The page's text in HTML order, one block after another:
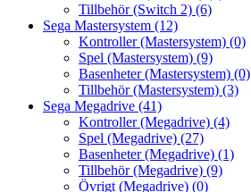
Tillbehör (Switch 2) (6)
Sega Mastersystem (12)
Kontroller (Mastersystem) (0)
Spel (Mastersystem) (9)
Basenheter (Mastersystem) (0)
Tillbehör (Mastersystem) (3)
Sega Megadrive (41)
Kontroller (Megadrive) (4)
Spel (Megadrive) (27)
Basenheter (Megadrive) (1)
Tillbehör (Megadrive) (9)
Övrigt (Megadrive) (0)